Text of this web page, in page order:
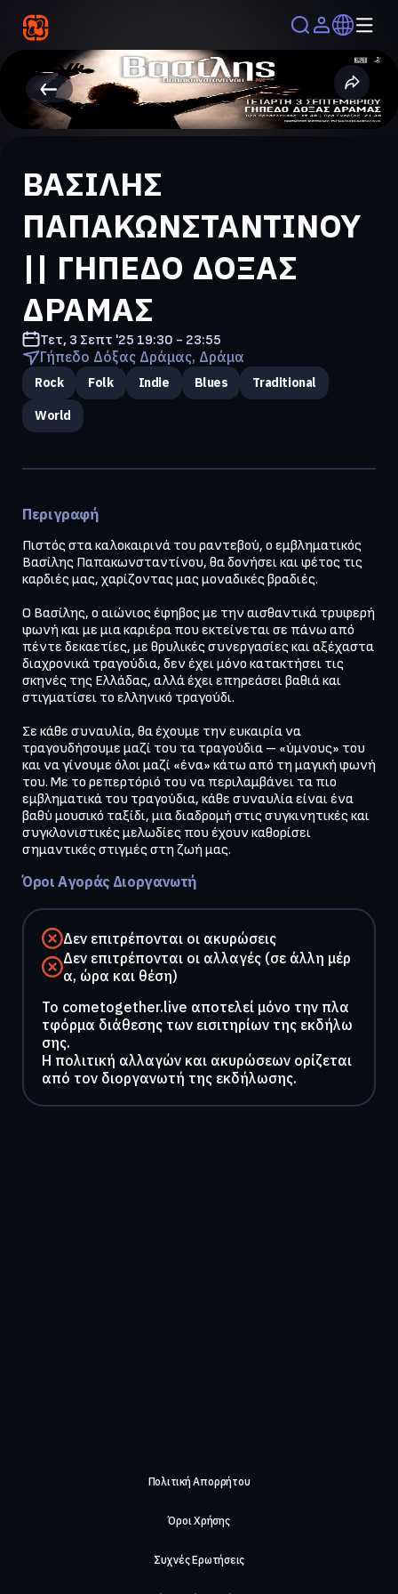
ΒΑΣΙΛΗΣ
ΠΑΠΑΚΩΝΣΤΑΝΤΙΝΟΥ
|| ΓΗΠΕΔΟ ΔΟΞΑΣ
ΔΡΑΜΑΣ
Τετ, 3 Σεπτ '25 19:30 - 23:55
Γήπεδο Δόξας Δράμας, Δράμα
Rock Folk Indie Blues Traditional
World
Περιγραφή
Πιστός στα καλοκαιρινά του ραντεβού, ο εμβληματικός
Βασίλης Παπακωνσταντίνου, θα δονήσει και φέτος τις
καρδιές μας, χαρίζοντας μας μοναδικές βραδιές.
Ο Βασίλης, ο αιώνιος έφηβος με την αισθαντικά τρυφερή
φωνή και με μια καριέρα που εκτείνεται σε πάνω από
πέντε δεκαετίες, με θρυλικές συνεργασίες και αξέχαστα
διαχρονικά τραγούδια, δεν έχει μόνο κατακτήσει τις
σκηνές της Ελλάδας, αλλά έχει επηρεάσει βαθιά και
στιγματίσει το ελληνικό τραγούδι.
Σε κάθε συναυλία, θα έχουμε την ευκαιρία να
τραγουδήσουμε μαζί του τα τραγούδια – «ύμνους» του
και να γίνουμε όλοι μαζί «ένα» κάτω από τη μαγική φωνή
του. Με το ρεπερτόριό του να περιλαμβάνει τα πιο
εμβληματικά του τραγούδια, κάθε συναυλία είναι ένα
βαθύ μουσικό ταξίδι, μια διαδρομή στις συγκινητικές και
συγκλονιστικές μελωδίες που έχουν καθορίσει
σημαντικές στιγμές στη ζωή μας.
Όροι Αγοράς Διοργανωτή
Δεν επιτρέπονται οι ακυρώσεις
Δεν επιτρέπονται οι αλλαγές (σε άλλη μέρ
α, ώρα και θέση)
To cometogether.live αποτελεί μόνο την πλα
τφόρμα διάθεσης των εισιτηρίων της εκδήλω
σης.
Η πολιτική αλλαγών και ακυρώσεων ορίζεται
από τον διοργανωτή της εκδήλωσης.
Πολιτική Απορρήτου
Όροι Χρήσης
Συχνές Ερωτήσεις